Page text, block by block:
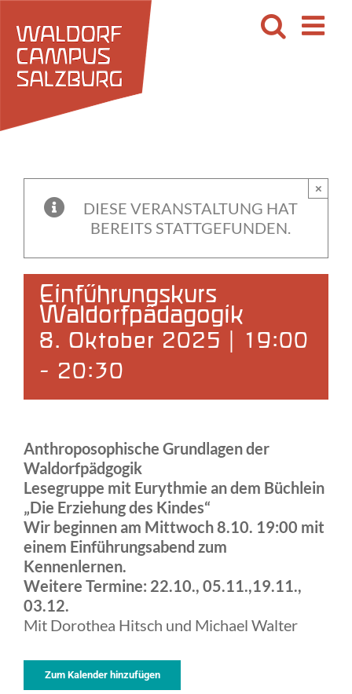
Inhalt
springen
DIESE VERANSTALTUNG HAT
BEREITS STATTGEFUNDEN.
×
Einführungskurs
Waldorfpädagogik
8. Oktober 2025 | 19:00
- 20:30
Anthroposophische Grundlagen der
Waldorfpädgogik
Lesegruppe mit Eurythmie an dem Büchlein
„Die Erziehung des Kindes“
Wir beginnen am Mittwoch 8.10. 19:00 mit
einem Einführungsabend zum
Kennenlernen.
Weitere Termine: 22.10., 05.11.,19.11.,
03.12.
Mit Dorothea Hitsch und Michael Walter
Zum Kalender hinzufügen